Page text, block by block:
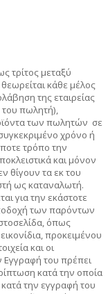
τρίτος μεταξύ
κάθε μέλος
της εταιρείας
του πωλητή),
των πωλητών σε
χρόνο ή
τρόπο την
και μόνον
θίγουν τα εκ του
ως καταναλωτή.
για την εκάστοτε
των παρόντων
όπως
προκειμένου
και οι
Εγγραφή του πρέπει
κατά την οποία
την εγγραφή του